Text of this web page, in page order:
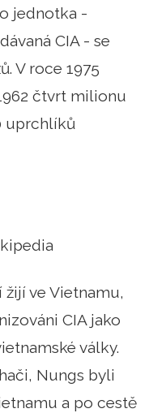
jednotka -
CIA - se
V roce 1975
čtvrt milionu
uprchlíků
ve Vietnamu,
CIA jako
války.
Nungs byli
a po cestě